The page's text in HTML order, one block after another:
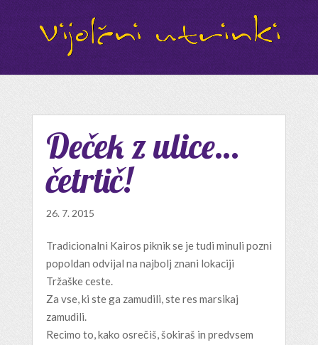
Deček z ulice…
četrtič!
26. 7. 2015
Tradicionalni Kairos piknik se je tudi minuli pozni
popoldan odvijal na najbolj znani lokaciji
Tržaške ceste.
Za vse, ki ste ga zamudili, ste res marsikaj
zamudili.
Recimo to, kako osrečiš, šokiraš in predvsem